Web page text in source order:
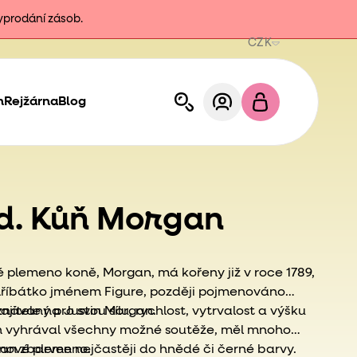
zásob.
CZK
RejžárnaBlog
Kůň Morgan
koně, Morgan, má kořeny již v roce 1789,
jménem Figure, později pojmenováno
na Justin Morgan.
pro svou sílu, rychlost, vytrvalost a výšku
vyhrával všechny možné soutěže, měl mnoho
plemeno.
zbarven nejčastěji do hnědé či černé barvy.